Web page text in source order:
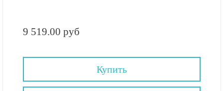
9 519.00 руб
Купить